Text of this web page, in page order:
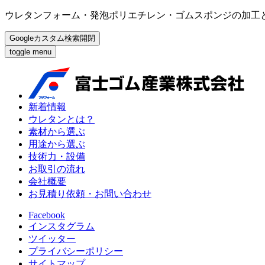
ウレタンフォーム・発泡ポリエチレン・ゴムスポンジの加工
Googleカスタム検索開閉
toggle menu
新着情報
ウレタンとは？
素材から選ぶ
用途から選ぶ
技術力・設備
お取引の流れ
会社概要
お見積り依頼・お問い合わせ
Facebook
インスタグラム
ツイッター
プライバシーポリシー